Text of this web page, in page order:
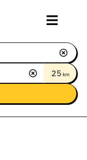
25 km